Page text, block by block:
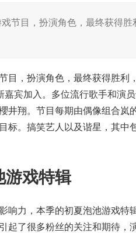
节目，扮演角色，最终获得
目，扮演角色，最终获得胜利
宾加入。多位流行歌手和演
翔。节目每期由偶像组合岚
标。搞笑艺人以及谐星，其中
游戏特辑
响力，本季的初夏泡池游戏特
了很多粉丝的关注和期待，